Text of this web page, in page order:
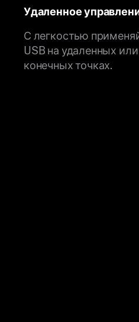
Удаленное
С легкостью
USB на удаленных
конечных точках.